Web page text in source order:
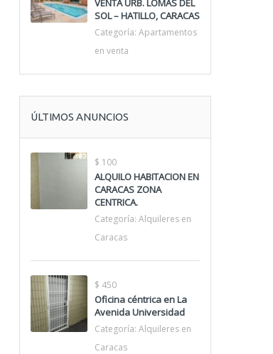
VENTA URB. LOMAS DEL
SOL – HATILLO, CARACAS
Categoría: Apartamentos
en venta
ÚLTIMOS ANUNCIOS
$ 100
ALQUILO HABITACION EN
CARACAS ZONA
CENTRICA.
Categoría: Alquileres en
Caracas
$ 450
Oficina céntrica en La
Avenida Universidad
Categoría: Alquileres en
Caracas